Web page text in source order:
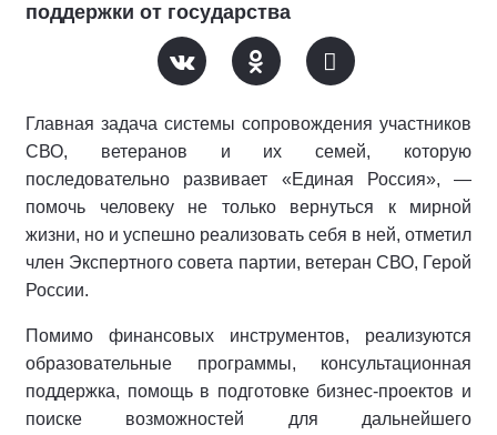
поддержки от государства
Главная задача системы сопровождения участников
СВО, ветеранов и их семей, которую
последовательно развивает «Единая Россия», —
помочь человеку не только вернуться к мирной
жизни, но и успешно реализовать себя в ней, отметил
член Экспертного совета партии, ветеран СВО, Герой
России.
Помимо финансовых инструментов, реализуются
образовательные программы, консультационная
поддержка, помощь в подготовке бизнес-проектов и
поиске возможностей для дальнейшего